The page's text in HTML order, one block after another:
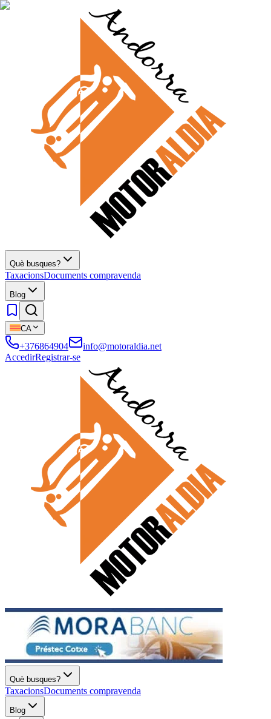
Què busques?
TaxacionsDocuments compravenda
Blog
CA
+376864904
info@motoraldia.net
AccedirRegistrar-se
Què busques?
TaxacionsDocuments compravenda
Blog